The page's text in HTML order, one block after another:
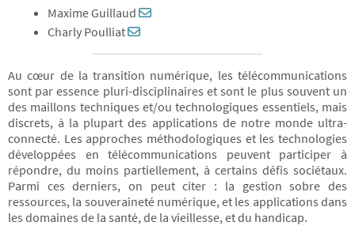
Maxime Guillaud
Charly Poulliat
Au cœur de la transition numérique, les télécommunications
sont par essence pluri-disciplinaires et sont le plus souvent un
des maillons techniques et/ou technologiques essentiels, mais
discrets, à la plupart des applications de notre monde ultra-
connecté. Les approches méthodologiques et les technologies
développées en télécommunications peuvent participer à
répondre, du moins partiellement, à certains défis sociétaux.
Parmi ces derniers, on peut citer : la gestion sobre des
ressources, la souveraineté numérique, et les applications dans
les domaines de la santé, de la vieillesse, et du handicap.